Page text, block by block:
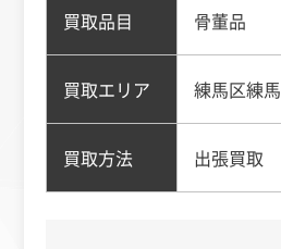
買取品目 骨董品
買取エリア 練馬区練馬
買取方法 出張買取